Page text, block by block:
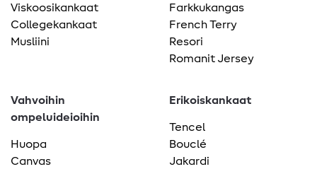
Viskoosikankaat
Collegekankaat
Musliini
Farkkukangas
French Terry
Resori
Romanit Jersey
Vahvoihin
ompeluideioihin
Huopa
Canvas
Erikoiskankaat
Tencel
Bouclé
Jakardi